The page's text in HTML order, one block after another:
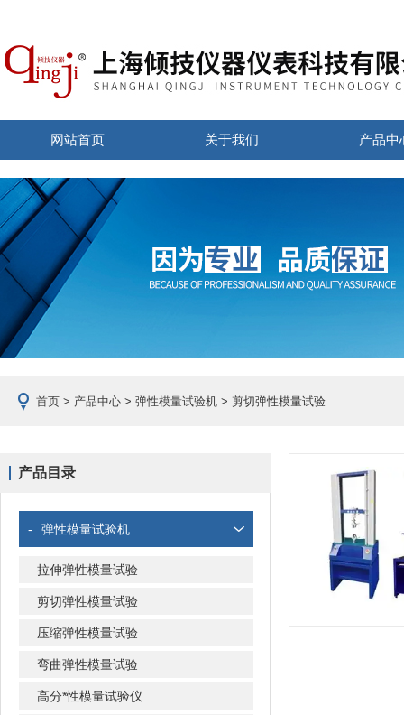
网站首页 关于我们 产品中
首页 > 产品中心 > 弹性模量试验机 > 剪切弹性模量试验
产品目录
- 弹性模量试验机
拉伸弹性模量试验
剪切弹性模量试验
压缩弹性模量试验
弯曲弹性模量试验
高分*性模量试验仪